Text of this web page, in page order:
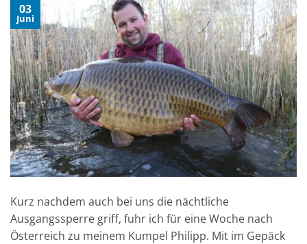
03
Juni
Kurz nachdem auch bei uns die nächtliche
Ausgangssperre griff, fuhr ich für eine Woche nach
Österreich zu meinem Kumpel Philipp. Mit im Gepäck